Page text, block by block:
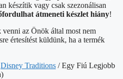
készítik vagy csak szezonálisan
átmeneti készlet hiány!
az Önök által most nem
értesítést küldünk, ha a termék
Disney Traditions / Egy Fiú Legjobb